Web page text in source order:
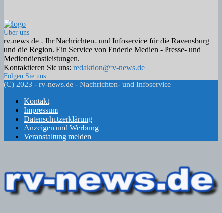
Über uns
rv-news.de - Ihr Nachrichten- und Infoservice für die Ravensburg
und die Region. Ein Service von Enderle Medien - Presse- und
Mediendienstleistungen.
Kontaktieren Sie uns: redaktion@rv-news.de
Folgen Sie uns
Facebook
Twitter
Instagram
Email
Rss
(C) 2023 - rv-news.de - Nachrichten- und Infoservice
Kontakt
Impressum
Datenschutzerklärung
Anzeigen und Werbung
Veranstaltung melden